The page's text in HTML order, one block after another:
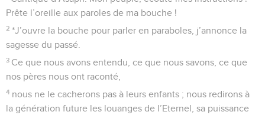
Seuls les Évangiles sont disponibles en vidéo pour le moment.
Le passé d'Israël, une leçon à ne pas oublier
Au chef de chœur, d’après Jeduthun. Psaume d’Asaph.
2
Ma voix s’élève vers Dieu, et je crie ; ma voix s’élève vers